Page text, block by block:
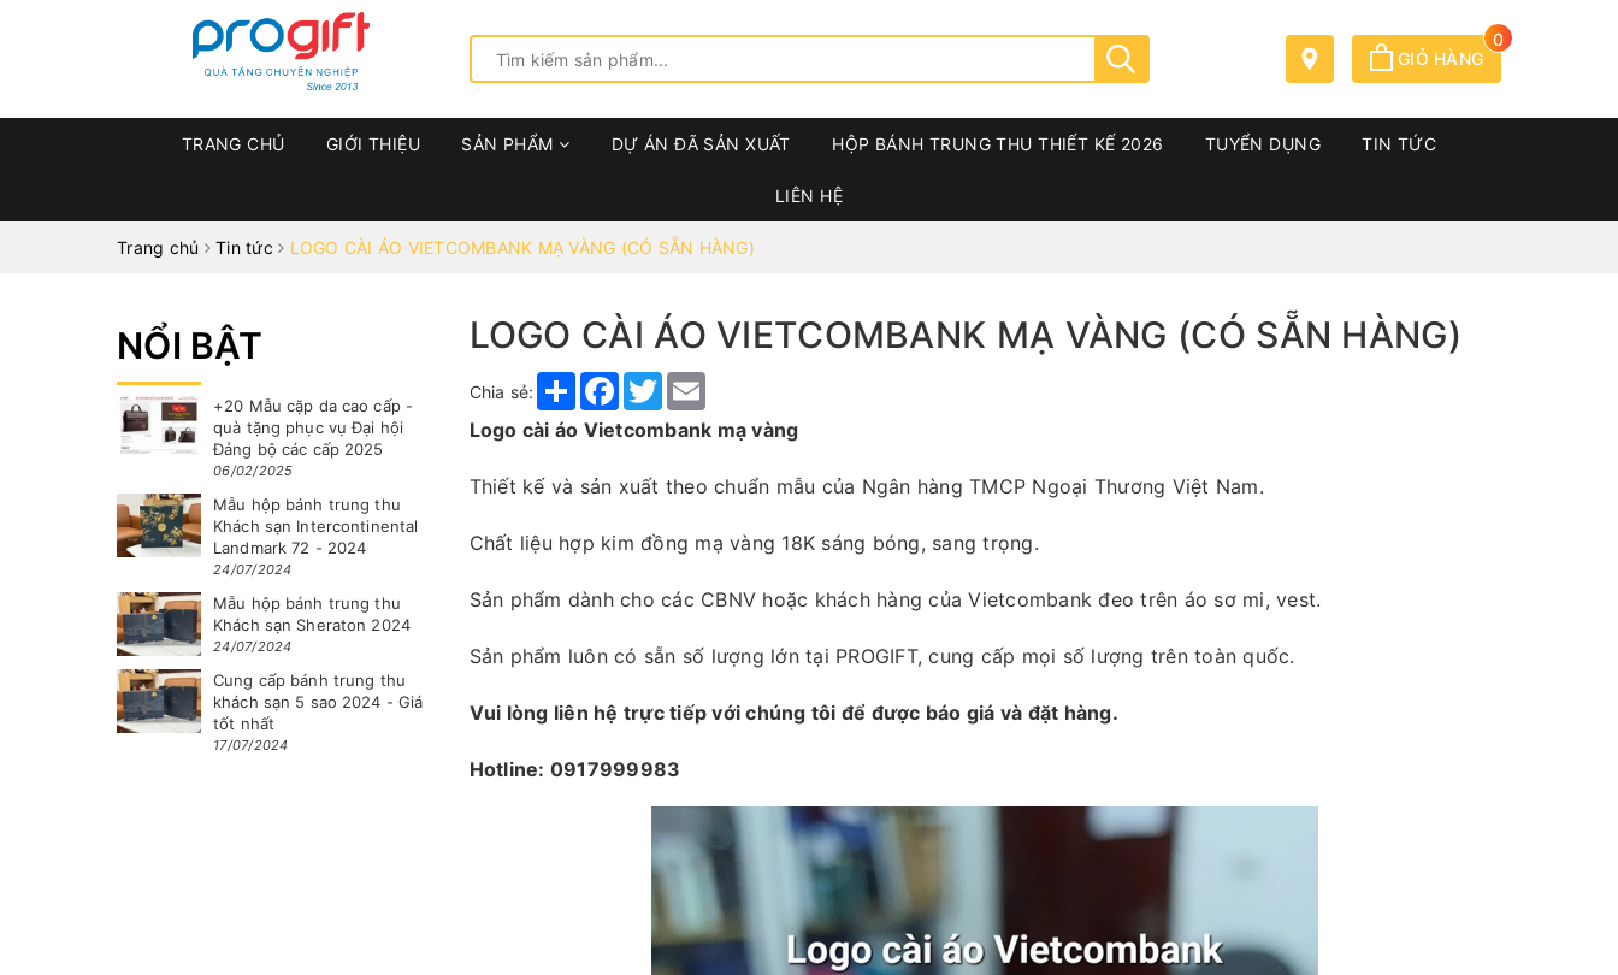
GIỎ HÀNG
0
TRANG CHỦ GIỚI THIỆU SẢN PHẨM DỰ ÁN ĐÃ SẢN XUẤT HỘP BÁNH TRUNG THU THIẾT KẾ 2026 TUYỂN DỤNG TIN TỨC
LIÊN HỆ
Trang chủ Tin tức LOGO CÀI ÁO VIETCOMBANK MẠ VÀNG (CÓ SẴN HÀNG)
LOGO CÀI ÁO VIETCOMBANK MẠ VÀNG (CÓ SẴN HÀNG)
Chia sẻ: ShareFacebook
TwitterEmail
Logo cài áo Vietcombank mạ vàng
Thiết kế và sản xuất theo chuẩn mẫu của Ngân hàng TMCP Ngoại Thương Việt Nam.
Chất liệu hợp kim đồng mạ vàng 18K sáng bóng, sang trọng.
Sản phẩm dành cho các CBNV hoặc khách hàng của Vietcombank đeo trên áo sơ mi, vest.
Sản phẩm luôn có sẵn số lượng lớn tại PROGIFT, cung cấp mọi số lượng trên toàn quốc.
Vui lòng liên hệ trực tiếp với chúng tôi để được báo giá và đặt hàng.
Hotline: 0917999983
NỔI BẬT
+20 Mẫu cặp da cao cấp -
quà tặng phục vụ Đại hội
Đảng bộ các cấp 2025
06/02/2025
Mẫu hộp bánh trung thu
Khách sạn Intercontinental
Landmark 72 - 2024
24/07/2024
Mẫu hộp bánh trung thu
Khách sạn Sheraton 2024
24/07/2024
Cung cấp bánh trung thu
khách sạn 5 sao 2024 - Giá
tốt nhất
17/07/2024